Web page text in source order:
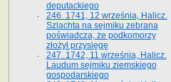
deputackiego
246. 1741, 12 września, Halicz.
Szlachta na sejmiku zebrana
poświadcza, że podkomorzy
złożył przysięgę
247. 1742, 11 września, Halicz.
Laudum sejmiku ziemskiego
gospodarskiego